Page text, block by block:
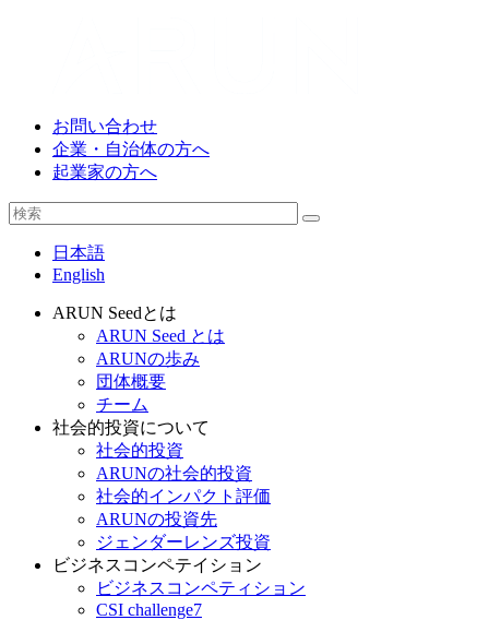
お問い合わせ
企業・自治体の方へ
起業家の方へ
日本語
English
ARUN Seedとは
ARUN Seed とは
ARUNの歩み
団体概要
チーム
社会的投資について
社会的投資
ARUNの社会的投資
社会的インパクト評価
ARUNの投資先
ジェンダーレンズ投資
ビジネスコンペテイション
ビジネスコンペティション
CSI challenge7